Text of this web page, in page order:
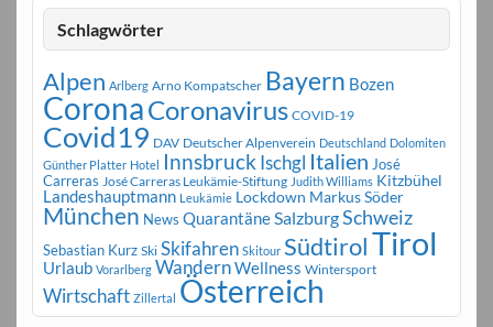
Schlagwörter
Alpen Arlberg Arno Kompatscher Bayern Bozen
CoronaCoronavirus COVID-19
Covid19 DAV Deutscher Alpenverein Deutschland Dolomiten
Günther Platter Hotel Innsbruck Ischgl Italien José
Carreras José Carreras Leukämie-Stiftung Judith Williams Kitzbühel
Landeshauptmann Leukämie Lockdown Markus Söder
München News Quarantäne SalzburgSchweiz
Sebastian Kurz Ski Skifahren Skitour SüdtirolTirol
Urlaub Vorarlberg WandernWellness Wintersport
Wirtschaft Zillertal Österreich